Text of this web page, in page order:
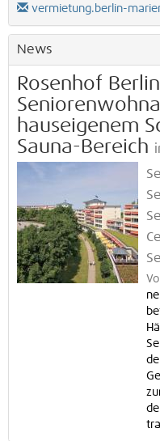
vermietung.berlin-
News
Rosenhof
hauseigenem
Sauna-Bereich